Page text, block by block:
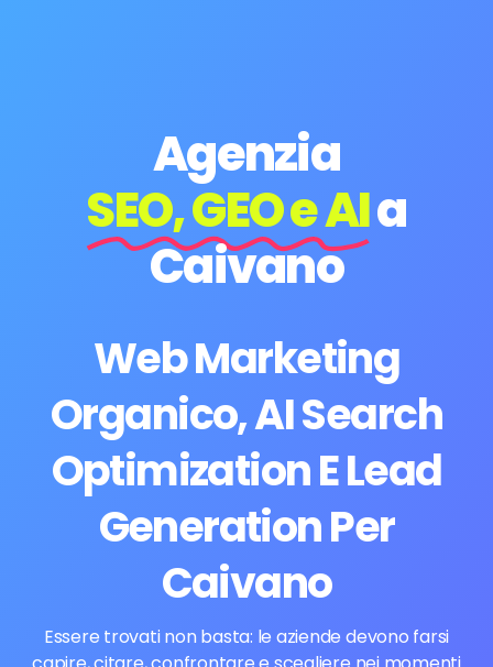
Agenzia
SEO, GEO e AIa
Caivano
Web Marketing
Organico, AI Search
Optimization E Lead
Generation Per
Caivano
Essere trovati non basta: le aziende devono farsi